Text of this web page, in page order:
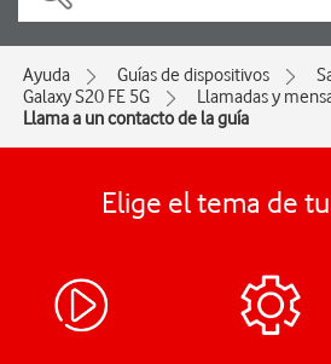
Ayuda Guías de dispositivos
Galaxy S20 FE 5G
Llamadas y
Llama a un contacto de la guía
Elige el tema de